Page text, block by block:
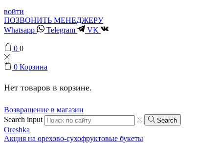
войти
ПОЗВОНИТЬ МЕНЕДЖЕРУ
Whatsapp
Telegram VK
0 0
0 Корзина
Нет товаров в корзине.
Возвращение в магазин
Search input
Search
Oreshka
Акция на орехово-сухофруктовые букеты